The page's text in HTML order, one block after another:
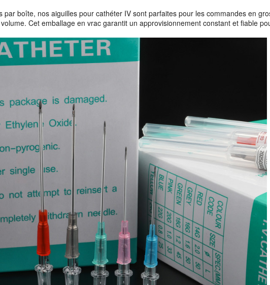
par boîte, nos aiguilles pour cathéter IV sont parfaites pour les commandes en
Cet emballage en vrac garantit un approvisionnement constant et fiable